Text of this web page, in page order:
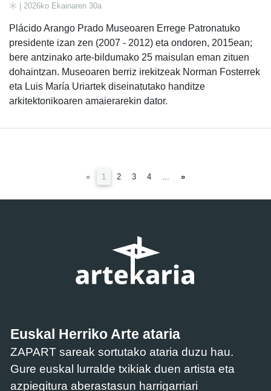
| 2026ko Ekainaren 30a
Plácido Arango Prado Museoaren Errege Patronatuko
presidente izan zen (2007 - 2012) eta ondoren, 2015ean;
bere antzinako arte-bildumako 25 maisulan eman zituen
dohaintzan. Museoaren berriz irekitzeak Norman Fosterrek
eta Luis María Uriartek diseinatutako handitze
arkitektonikoaren amaierarekin dator.
« 1 (current)
2 3 4 »
Euskal Herriko Arte ataria
ZAPART sareak sortutako ataria duzu hau.
Gure euskal lurralde txikiak duen artista eta
azpiegitura aberastasun harrigarriari